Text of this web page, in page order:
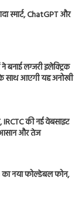
स्मार्ट, ChatGPT और
बनाई लग्जरी इलेक्ट्रिक
के साथ आएगी यह अनोखी
की नई वेबसाइट
और तेज
का नया फोल्डेबल फोन,